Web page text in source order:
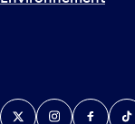
TwitterInstagram